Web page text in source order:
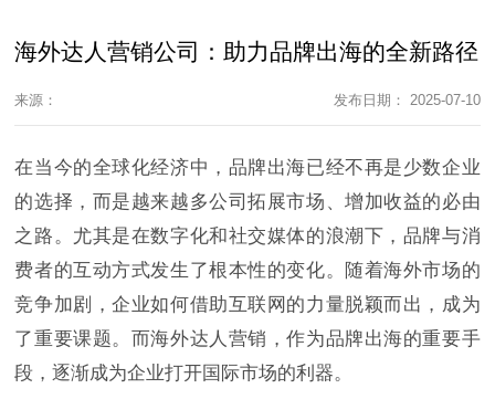
海外达人营销公司：助力品牌出海的全新路径
来源： 发布日期： 2025-07-10
在当今的全球化经济中，品牌出海已经不再是少数企业
的选择，而是越来越多公司拓展市场、增加收益的必由
之路。尤其是在数字化和社交媒体的浪潮下，品牌与消
费者的互动方式发生了根本性的变化。随着海外市场的
竞争加剧，企业如何借助互联网的力量脱颖而出，成为
了重要课题。而海外达人营销，作为品牌出海的重要手
段，逐渐成为企业打开国际市场的利器。